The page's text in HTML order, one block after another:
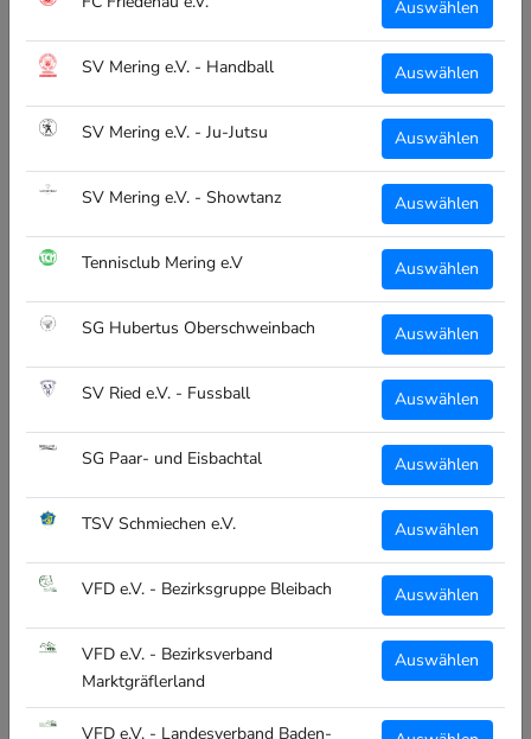
Auswählen
SV Mering e.V. - Handball Auswählen
SV Mering e.V. - Ju-Jutsu Auswählen
SV Mering e.V. - Showtanz Auswählen
Tennisclub Mering e.V Auswählen
SG Hubertus Oberschweinbach Auswählen
SV Ried e.V. - Fussball Auswählen
SG Paar- und Eisbachtal Auswählen
TSV Schmiechen e.V. Auswählen
VFD e.V. - Bezirksgruppe Bleibach Auswählen
VFD e.V. - Bezirksverband
Marktgräflerland
Auswählen
VFD e.V. - Landesverband Baden-
Wir stellen eine massgeschneiderte Plattform für
Teamsporthändler und Endkunden!
Abwicklung, Produktion, Veredelung und Versand alles aus
einer Hand, Made in Bayern!
Teamsportanbieter -> Interesse für einen Shop für deine
Vereine, meld dich einfach bei uns!
Über Uns
Vereinsübersicht
Impressum
Datenschutz
Widerruf
Versand